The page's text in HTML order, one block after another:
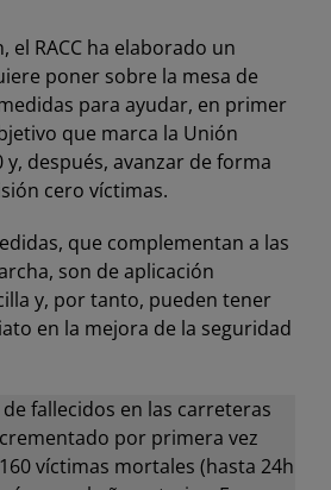
el RACC ha elaborado un
poner sobre la mesa de
para ayudar, en primer
que marca la Unión
y, después, avanzar de forma
cero víctimas.
que complementan a las
son de aplicación
y, por tanto, pueden tener
en la mejora de la seguridad
fallecidos en las carreteras
por primera vez
víctimas mortales (hasta 24h